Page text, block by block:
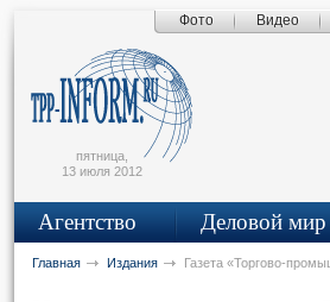
Фото Видео
пятница,
13 июля 2012
Агентство Деловой мир
Главная Издания Газета «Торгово-